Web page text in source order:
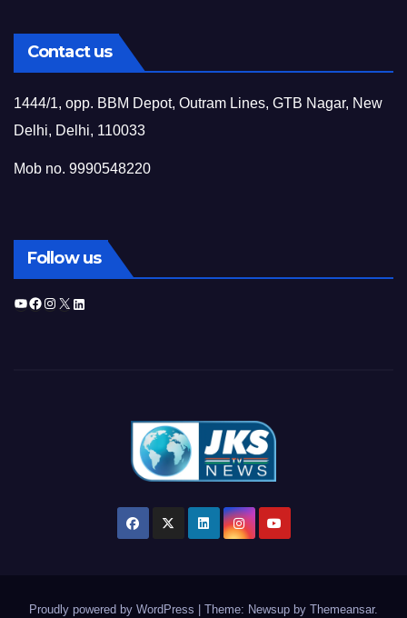
Contact us
1444/1, opp. BBM Depot, Outram Lines, GTB Nagar, New
Delhi, Delhi, 110033
Mob no. 9990548220
Follow us
YouTube
Facebook
Instagram
X LinkedIn
Proudly powered by WordPress Theme: Newsup by Themeansar.